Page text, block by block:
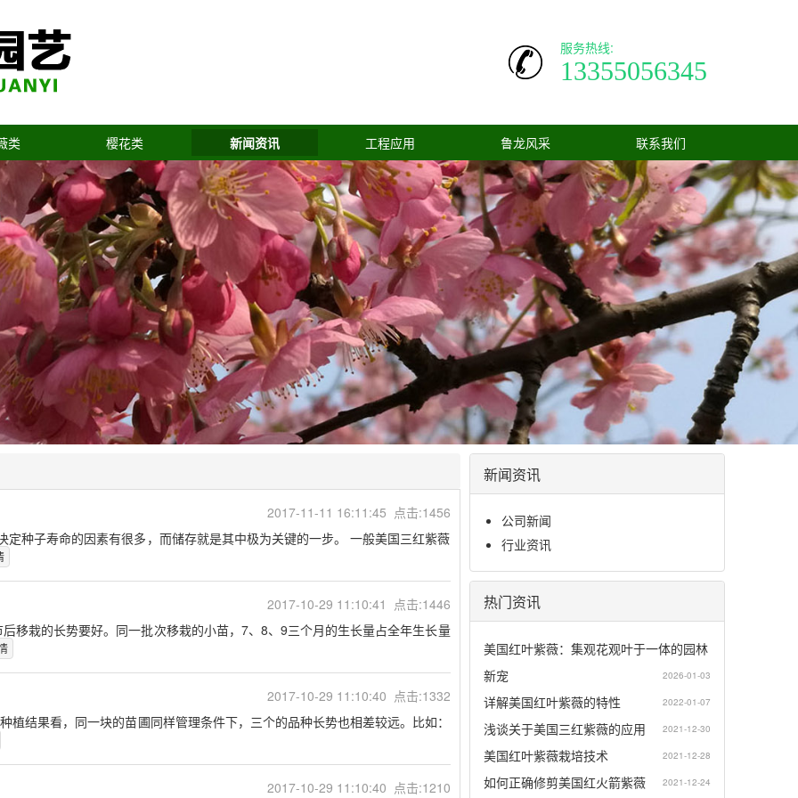
服务热线:
13355056345
类 樱花类 新闻资讯 工程应用 鲁龙风采 联系我们
2017-11-11 16:11:45 点击:1456
种子寿命的因素有很多，而储存就是其中极为关键的一步。 一般美国三红紫薇
2017-10-29 11:10:41 点击:1446
移栽的长势要好。同一批次移栽的小苗，7、8、9三个月的生长量占全年生长量
2017-10-29 11:10:40 点击:1332
结果看，同一块的苗圃同样管理条件下，三个的品种长势也相差较远。比如：
2017-10-29 11:10:40 点击:1210
新闻资讯
公司新闻
行业资讯
热门资讯
美国红叶紫薇：集观花观叶于一体的园林
新宠
2026-01-03
详解美国红叶紫薇的特性 2022-01-07
浅谈关于美国三红紫薇的应用 2021-12-30
美国红叶紫薇栽培技术 2021-12-28
如何正确修剪美国红火箭紫薇 2021-12-24